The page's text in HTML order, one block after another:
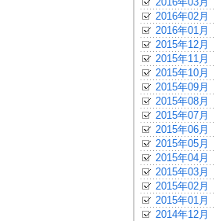
2016年02月
2016年01月
2015年12月
2015年11月
2015年10月
2015年09月
2015年08月
2015年07月
2015年06月
2015年05月
2015年04月
2015年03月
2015年02月
2015年01月
2014年12月